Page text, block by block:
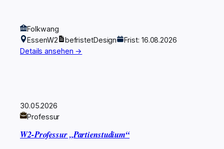
Folkwang
EssenW2 befristetDesign
Frist: 16.08.2026
Details ansehen →
30.05.2026
Professur
W2-Professur „Partienstudium“